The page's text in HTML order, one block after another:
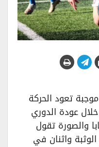
تعود الحركة
عودة الدوري
والصورة تقول
واثنان في